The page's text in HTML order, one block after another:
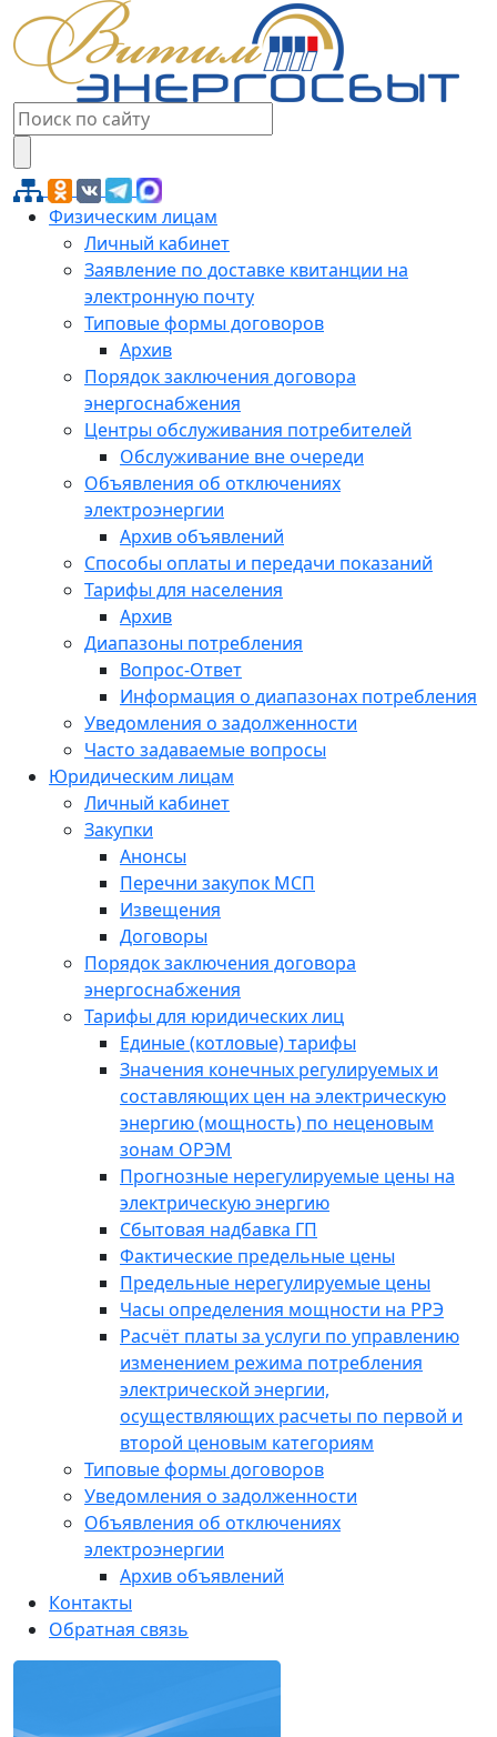
Физическим лицам
Личный кабинет
Заявление по доставке квитанции на
электронную почту
Типовые формы договоров
Архив
Порядок заключения договора
энергоснабжения
Центры обслуживания потребителей
Обслуживание вне очереди
Объявления об отключениях
электроэнергии
Архив объявлений
Способы оплаты и передачи показаний
Тарифы для населения
Архив
Диапазоны потребления
Вопрос-Ответ
Информация о диапазонах потребления
Уведомления о задолженности
Часто задаваемые вопросы
Юридическим лицам
Личный кабинет
Закупки
Анонсы
Перечни закупок МСП
Извещения
Договоры
Порядок заключения договора
энергоснабжения
Тарифы для юридических лиц
Единые (котловые) тарифы
Значения конечных регулируемых и
составляющих цен на электрическую
энергию (мощность) по неценовым
зонам ОРЭМ
Прогнозные нерегулируемые цены на
электрическую энергию
Сбытовая надбавка ГП
Фактические предельные цены
Предельные нерегулируемые цены
Часы определения мощности на РРЭ
Расчёт платы за услуги по управлению
изменением режима потребления
электрической энергии,
осуществляющих расчеты по первой и
второй ценовым категориям
Типовые формы договоров
Уведомления о задолженности
Объявления об отключениях
электроэнергии
Архив объявлений
Контакты
Обратная связь